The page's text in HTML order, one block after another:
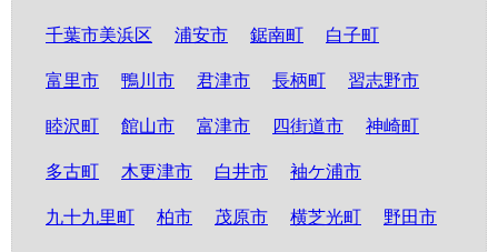
千葉市美浜区 浦安市 鋸南町 白子町
富里市 鴨川市 君津市 長柄町 習志野市
睦沢町 館山市 富津市 四街道市 神崎町
多古町 木更津市 白井市 袖ケ浦市
九十九里町 柏市 茂原市 横芝光町 野田市